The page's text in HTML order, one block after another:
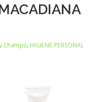
Champú, HIGIENE PERSONAL